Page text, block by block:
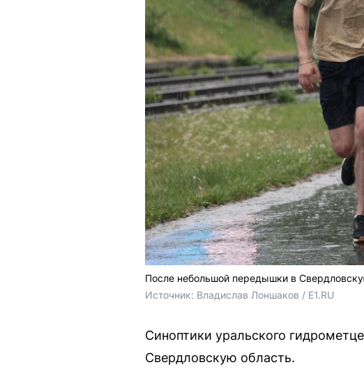
После небольшой передышки в
Источник: Владислав Лоншаков / E1.RU
Синоптики уральского
Свердловскую область.